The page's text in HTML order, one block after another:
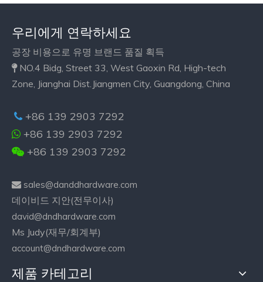
우리에게 연락하세요
공장 비용으로 유명 브랜드 품질 획득
NO.4 Bidg, Street 33, West Gaoxin Rd, High-tech
Zone, Jianghai Dist.Jiangmen City, Guangdong, China
 +86 139 2903 7292
 +86 139 2903 7292
 +86 139 2903 7292
 sales@danddhardware.com
데이비드 지안(전무이사)
david@dndhardware.com
Ms Judy(재무/회계부)
account@dndhardware.com
제품 카테고리